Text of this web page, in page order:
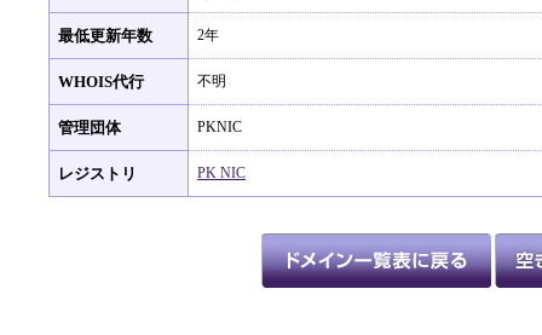
最低更新年数 2年
WHOIS代行 不明
管理団体 PKNIC
レジストリ PK NIC